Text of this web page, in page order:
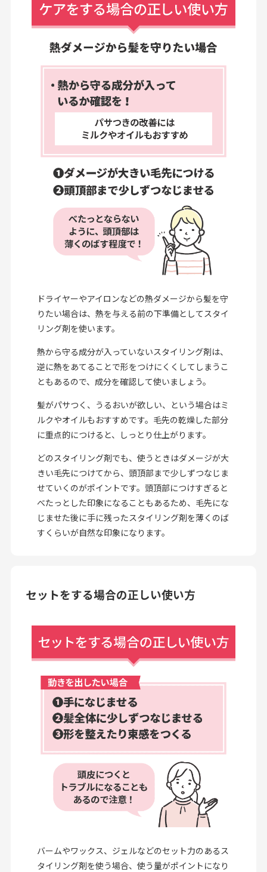
ドライヤーやアイロンなどの熱ダメージから髪を守
りたい場合は、熱を与える前の下準備としてスタイ
リング剤を使います。
熱から守る成分が入っていないスタイリング剤は、
逆に熱をあてることで形をつけにくくしてしまうこ
ともあるので、成分を確認して使いましょう。
髪がパサつく、うるおいが欲しい、という場合はミ
ルクやオイルもおすすめです。毛先の乾燥した部分
に重点的につけると、しっとり仕上がります。
どのスタイリング剤でも、使うときはダメージが大
きい毛先につけてから、頭頂部まで少しずつなじま
せていくのがポイントです。頭頂部につけすぎると
べたっとした印象になることもあるため、毛先にな
じませた後に手に残ったスタイリング剤を薄くのば
すくらいが自然な印象になります。
セットをする場合の正しい使い方
バームやワックス、ジェルなどのセット力のあるス
タイリング剤を使う場合、使う量がポイントになり